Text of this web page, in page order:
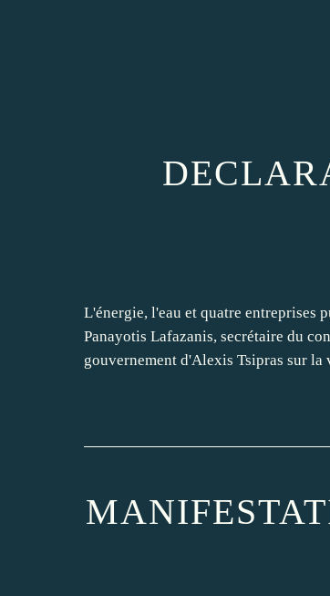
L'énergie, l'eau et quatre entreprises
Panayotis Lafazanis, secrétaire du
gouvernement d'Alexis Tsipras sur la